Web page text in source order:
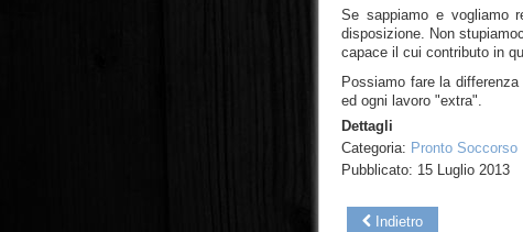
Se sappiamo e vogliamo
disposizione. Non
capace il cui contributo in
Possiamo fare la
ed ogni lavoro "extra".
Dettagli
Categoria: Pronto Soccorso
Pubblicato: 15 Luglio 2013
Indietro